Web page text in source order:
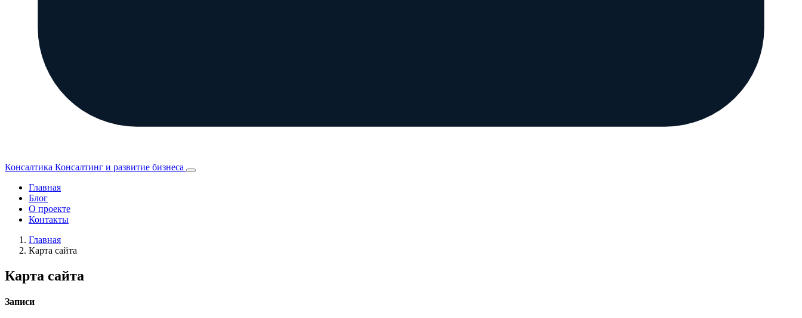
Консалтика Консалтинг и развитие бизнеса
Главная
Блог
О проекте
Контакты
Главная
Карта сайта
Карта сайта
Записи